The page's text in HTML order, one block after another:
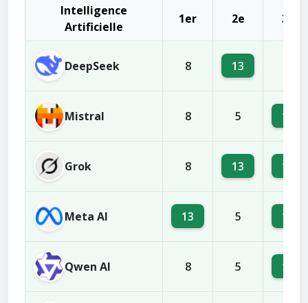
Intelligence
Artificielle
1er 2e 3e
DeepSeek 8 13
Mistral 8 5 11
Grok 8 13 12
Meta AI 13 5 12
Qwen AI 8 5 11